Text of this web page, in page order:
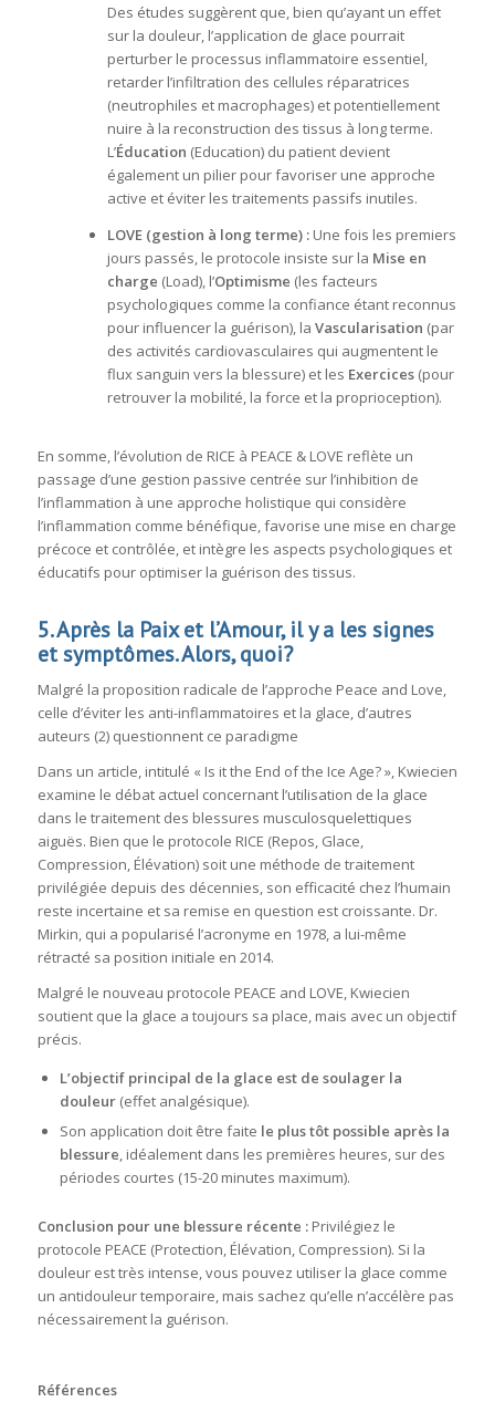
Des études suggèrent que, bien qu’ayant un effet
sur la douleur, l’application de glace pourrait
perturber le processus inflammatoire essentiel,
retarder l’infiltration des cellules réparatrices
(neutrophiles et macrophages) et potentiellement
nuire à la reconstruction des tissus à long terme.
L’Éducation (Education) du patient devient
également un pilier pour favoriser une approche
active et éviter les traitements passifs inutiles.
LOVE (gestion à long terme) :Une fois les premiers
jours passés, le protocole insiste sur la Mise en
charge (Load), l’Optimisme (les facteurs
psychologiques comme la confiance étant reconnus
pour influencer la guérison), la Vascularisation (par
des activités cardiovasculaires qui augmentent le
flux sanguin vers la blessure) et les Exercices(pour
retrouver la mobilité, la force et la proprioception).
En somme, l’évolution de RICE à PEACE & LOVE reflète un
passage d’une gestion passive centrée sur l’inhibition de
l’inflammation à une approche holistique qui considère
l’inflammation comme bénéfique, favorise une mise en charge
précoce et contrôlée, et intègre les aspects psychologiques et
éducatifs pour optimiser la guérison des tissus.
5. Après la Paix et l’Amour, il y a les signes
et symptômes. Alors, quoi?
Malgré la proposition radicale de l’approche Peace and Love,
celle d’éviter les anti-inflammatoires et la glace, d’autres
auteurs (2) questionnent ce paradigme
Dans un article, intitulé « Is it the End of the Ice Age? », Kwiecien
examine le débat actuel concernant l’utilisation de la glace
dans le traitement des blessures musculosquelettiques
aiguës. Bien que le protocole RICE (Repos, Glace,
Compression, Élévation) soit une méthode de traitement
privilégiée depuis des décennies, son efficacité chez l’humain
reste incertaine et sa remise en question est croissante. Dr.
Mirkin, qui a popularisé l’acronyme en 1978, a lui-même
rétracté sa position initiale en 2014.
Malgré le nouveau protocole PEACE and LOVE, Kwiecien
soutient que la glace a toujours sa place, mais avec un objectif
précis.
L’objectif principal de la glace est de soulager la
douleur(effet analgésique).
Son application doit être faite le plus tôt possible après la
blessure, idéalement dans les premières heures, sur des
périodes courtes (15-20 minutes maximum).
Conclusion pour une blessure récente :Privilégiez le
protocole PEACE (Protection, Élévation, Compression). Si la
douleur est très intense, vous pouvez utiliser la glace comme
un antidouleur temporaire, mais sachez qu’elle n’accélère pas
nécessairement la guérison.
Références